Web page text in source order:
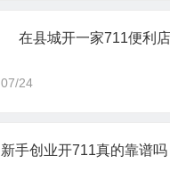
在县城开一家711便利店
07/24
新手创业开711真的靠谱吗